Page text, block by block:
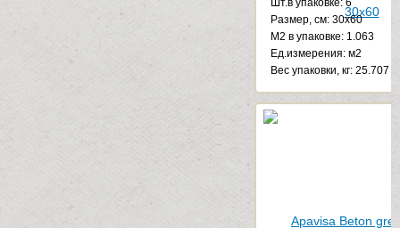
Шт.в упаковке: 6
Размер, см: 30x60
М2 в упаковке: 1.063
Ед.измерения: м2
Веc упаковки, кг: 25.707